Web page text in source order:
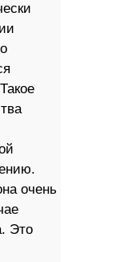
очень
Это